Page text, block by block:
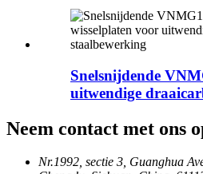
Snelsnijdende
uitwendige
Neem contact met ons
Nr.1992, sectie 3, Guanghua